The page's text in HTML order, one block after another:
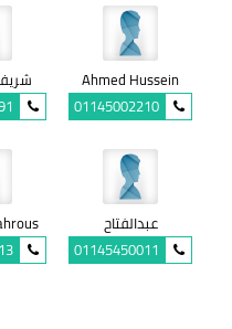
Ahmed Hussein
01145002210
عبدالفتاح
01145450011